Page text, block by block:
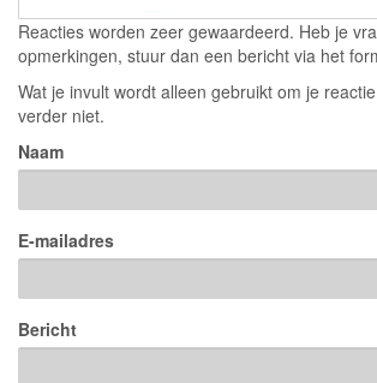
Reacties worden zeer gewaardeerd. Heb je
opmerkingen, stuur dan een bericht via het
Wat je invult wordt alleen gebruikt om je
verder niet.
Naam
E-mailadres
Bericht